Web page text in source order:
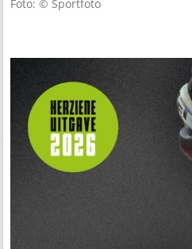
Foto: © Sportfoto